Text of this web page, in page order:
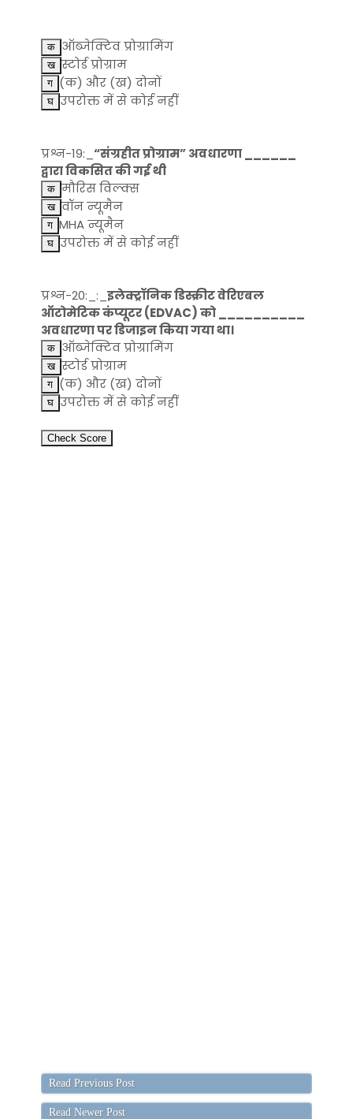
ऑब्जेक्टिव प्रोग्रामिंग
स्टोर्ड प्रोग्राम
(क) और (ख) दोनों
उपरोक्त में से कोई नहीं
प्रश्न-19:_ “संग्रहीत प्रोग्राम” अवधारणा ______
द्वारा विकसित की गई थी
मौरिस विल्क्स
वॉन न्यूमैन
MHA न्यूमैन
उपरोक्त में से कोई नहीं
प्रश्न-20:_:_ इलेक्ट्रॉनिक डिस्क्रीट वेरिएबल
ऑटोमेटिक कंप्यूटर (EDVAC) को __________
अवधारणा पर डिजाइन किया गया था।
ऑब्जेक्टिव प्रोग्रामिंग
स्टोर्ड प्रोग्राम
(क) और (ख) दोनों
उपरोक्त में से कोई नहीं
Read Previous Post
Read Newer Post